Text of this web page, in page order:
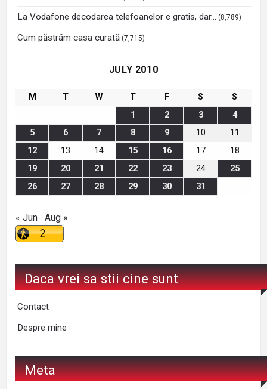
La Vodafone decodarea telefoanelor e gratis, dar… (8,789)
Cum păstrăm casa curată (7,715)
JULY 2010
M T W T F S
S
1
2 3
4
5
6 7 8 9 10
11
12
13 14 15 16 17
18
19
20 21 22 23 24
25
26
27 28 29 30 31
« Jun Aug »
Daca vrei sa stii cine sunt
Contact
Despre mine
Meta